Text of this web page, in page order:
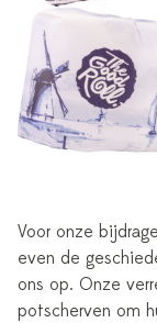
Voor onze
even de
ons op. Onze
potscherven om